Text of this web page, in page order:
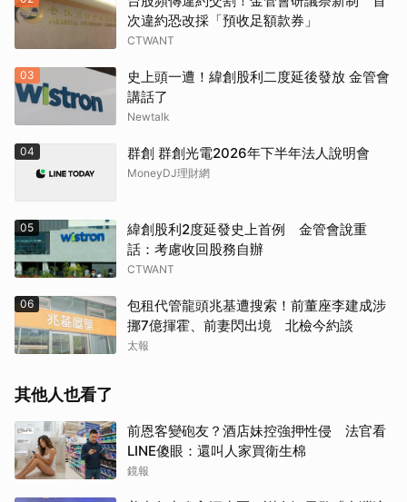
次違約恐改採「預收足額款券」
CTWANT
03
史上頭一遭！緯創股利二度延後發放 金管會
講話了
Newtalk
04 群創 群創光電2026年下半年法人說明會
MoneyDJ理財網
05
緯創股利2度延發史上首例 金管會說重
話：考慮收回股務自辦
CTWANT
06
包租代管龍頭兆基遭搜索！前董座李建成涉
挪7億揮霍、前妻閃出境 北檢今約談
太報
其他人也看了
前恩客變砲友？酒店妹控強押性侵 法官看
LINE傻眼：還叫人家買衛生棉
鏡報